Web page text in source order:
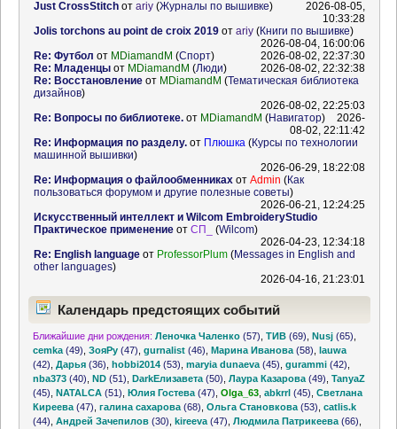
Just CrossStitchот ariy(Журналы по вышивке)
2026-08-05,
10:33:28
Jolis torchons au point de croix 2019от ariy(Книги по вышивке)
2026-08-04, 16:00:06
Re: Футбол от MDiamandM (Спорт)
2026-08-02, 22:37:30
Re: Младенцыот MDiamandM (Люди)
2026-08-02, 22:32:38
Re: Восстановлениеот MDiamandM (Тематическая библиотека
дизайнов)
2026-08-02, 22:25:03
Re: Вопросы по библиотеке.от MDiamandM (Навигатор)
2026-
08-02, 22:11:42
Re: Информация по разделу.от Плюшка (Курсы по технологии
машинной вышивки)
2026-06-29, 18:22:08
Re: Информация о файлообменникахот Admin (Как
пользоваться форумом и другие полезные советы)
2026-06-21, 12:24:25
Искусственный интеллект и Wilcom EmbroideryStudio
Практическое применениеот СП_ (Wilcom)
2026-04-23, 12:34:18
Re: English languageот ProfessorPlum(Messages in English and
other languages)
2026-04-16, 21:23:01
Календарь предстоящих событий
Ближайшие дни рождения: Леночка Чаленко (57) ,ТИВ (69) ,Nusj (65)
cemka (49) ,ЗояРу (47) ,gurnalist (46) ,Марина Иванова (58) ,lauwa
(42) ,Дарья (36) ,hobbi2014 (53) ,maryia dunaeva (45) ,gurammi (42)
nba373 (40) ,ND (51) ,DarkЕлизавета (50) ,Лаура Казарова (49) ,TanyaZ
(45) ,NATALCA (51) ,Юлия Гостева (47) ,Olga_63 ,abkrrl (45) ,Светлана
Киреева (47) ,галина сахарова (68) ,Ольга Становкова (53) ,catlis.k
(44) ,Андрей Зачепилов (30) ,kireeva (47) ,Людмила Патрикеева (66)